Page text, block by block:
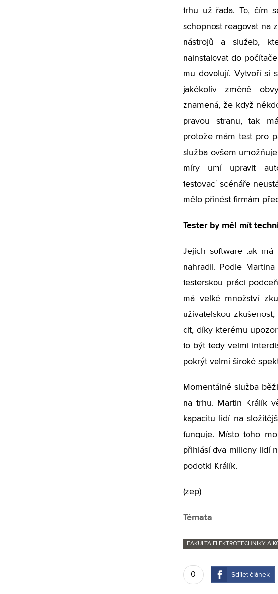
trhu už řada. To, čím
schopnost reagovat na
nástrojů a služeb,
nainstalovat do
mu dovolují. Vytvoří si
jakékoliv změně
znamená, že když
pravou stranu, tak
protože mám test pro
služba ovšem
míry umí upravit
testovací scénáře
mělo přinést firmám
Tester by měl mít
Jejich software tak má
nahradil. Podle
testerskou práci
má velké množství
uživatelskou
cit, díky kterému
to být tedy velmi
pokrýt velmi široké
Momentálně služba
na trhu. Martin Králík
kapacitu lidí na
funguje. Místo toho
přihlásí dva miliony lidí
podotkl Králík.
(zep)
Témata
FAKULTA ELEKTROTECHNIKY A
0 Sdílet článek